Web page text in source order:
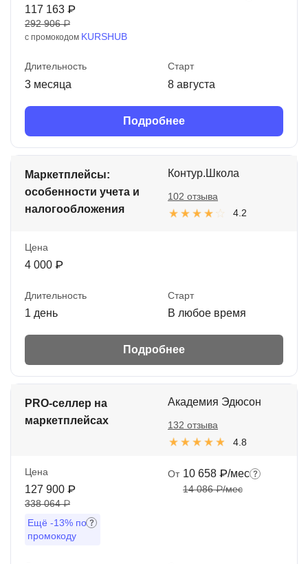
117 163 ₽
292 906 ₽
с промокодом KURSHUB
Длительность
3 месяца
Старт
8 августа
Подробнее
Маркетплейсы:
особенности учета и
налогообложения
Контур.Школа
4.2
102 отзыва
Цена
4 000 ₽
Длительность
1 день
Старт
В любое время
Подробнее
PRO-селлер на
маркетплейсах
Академия Эдюсон
4.8
132 отзыва
Цена
127 900 ₽
338 064 ₽
Ещё -13% по
промокоду
От 10 658 ₽/мес
14 086 ₽/мес